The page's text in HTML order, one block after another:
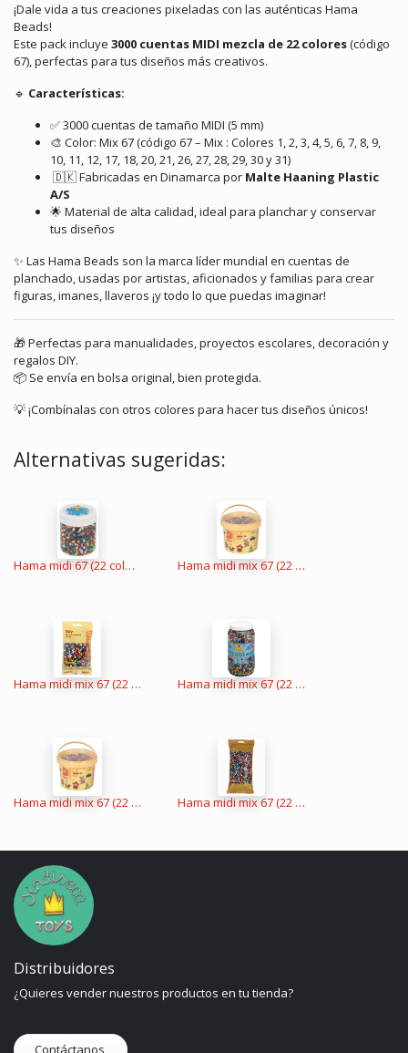
¡Dale vida a tus creaciones pixeladas con las auténticas Hama
Beads!
Este pack incluye 3000 cuentas MIDI mezcla de 22 colores(código
67), perfectas para tus diseños más creativos.
🔹 Características:
✅ 3000 cuentas de tamaño MIDI (5 mm)
🎨 Color: Mix 67 (código 67 – Mix : Colores 1, 2, 3, 4, 5, 6, 7, 8, 9,
10, 11, 12, 17, 18, 20, 21, 26, 27, 28, 29, 30 y 31)
🇩🇰 Fabricadas en Dinamarca por Malte Haaning Plastic
A/S
🌟 Material de alta calidad, ideal para planchar y conservar
tus diseños
✨ Las Hama Beads son la marca líder mundial en cuentas de
planchado, usadas por artistas, aficionados y familias para crear
figuras, imanes, llaveros ¡y todo lo que puedas imaginar!
🎁 Perfectas para manualidades, proyectos escolares, decoración y
regalos DIY.
📦 Se envía en bolsa original, bien protegida.
💡 ¡Combínalas con otros colores para hacer tus diseños únicos!
Alternativas sugeridas:
Hama midi 67 (22 colores) 3000 piezas en bote Hama midi mix 67 (22 colores) 10000 piezas en cubo
Hama midi mix 67 (22 colores) 1000 piezas Hama midi mix 67 (22 colores) 13000 piezas
Hama midi mix 67 (22 colores) 30000 piezas Hama midi mix 67 (22 colores) 6000 piezas
Distribuidores
¿Quieres vender nuestros productos en tu tienda?
Contáctanos